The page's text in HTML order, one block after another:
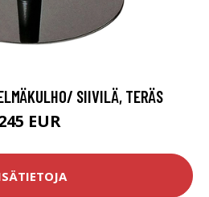
SIIVILÄ, TERÄS
EUR